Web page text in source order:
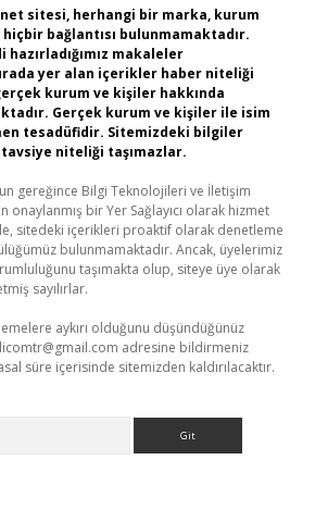
sitesi, herhangi bir marka, kurum
bağlantısı bulunmamaktadır.
hazırladığımız makaleler
yer alan içerikler haber niteliği
kurum ve kişiler hakkında
Gerçek kurum ve kişiler ile isim
tesadüfidir. Sitemizdeki bilgiler
niteliği taşımazlar.
gereğince Bilgi Teknolojileri ve İletişim
onaylanmış bir Yer Sağlayıcı olarak hizmet
sitedeki içerikleri proaktif olarak denetleme
bulunmamaktadır. Ancak, üyelerimiz
taşımakta olup, siteye üye olarak
sayılırlar.
aykırı olduğunu düşündüğünüz
adresine bildirmeniz
süre içerisinde sitemizden kaldırılacaktır.